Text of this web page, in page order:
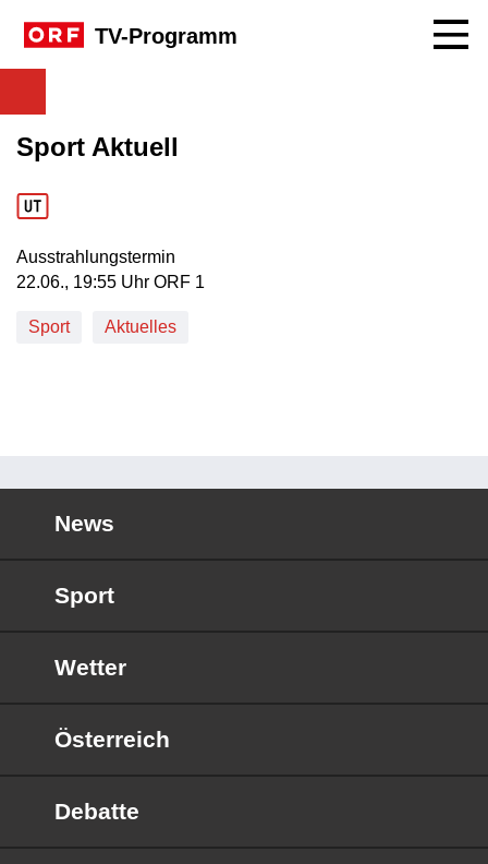
TV-Programm
Sport Aktuell
Ausstrahlungstermin
22. Juni, 19:55 Uhr in ORF 1
22.06., 19:55 Uhr ORF 1
Sport Aktuelles
News
Sport
Wetter
Österreich
Debatte